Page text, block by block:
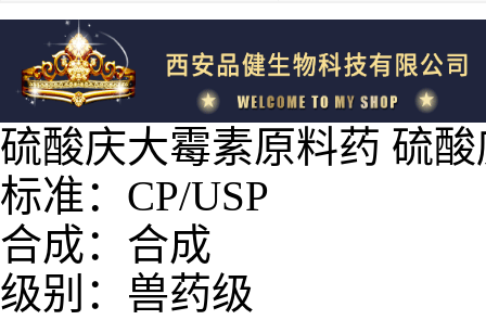
硫酸庆大霉素原料药 硫
标准：CP/USP
合成：合成
级别：兽药级